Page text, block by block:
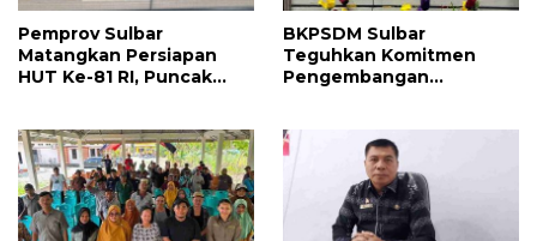
Pemprov Sulbar
Matangkan Persiapan
HUT Ke-81 RI, Puncak
BKPSDM Sulbar
Teguhkan Komitmen
Pengembangan
Perjanjian Tugas Belajar
2026